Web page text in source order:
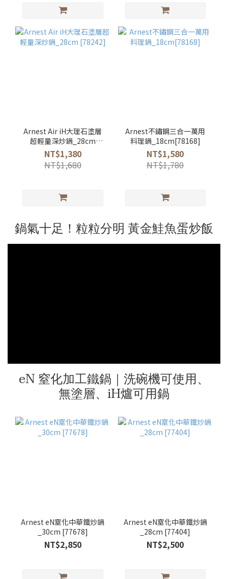
Arnest Air iH大理石塗層
超輕量深炒鍋_28cm
[78242]
NT$1,380
NT$1,680
Arnest不鏽鋼三合一萬用
料理鍋_18cm[78168]
NT$1,580
NT$1,780
鍋氣十足！粒粒分明 黃金鮭魚蛋炒飯
eN 窒化加工鐵鍋｜洗碗機可使用、
無塗層、iH爐可用鍋
Arnest eN窒化中華鐵炒鍋
_30cm [77678]
NT$2,850
Arnest eN窒化中華鐵炒鍋
_28cm [77404]
NT$2,500